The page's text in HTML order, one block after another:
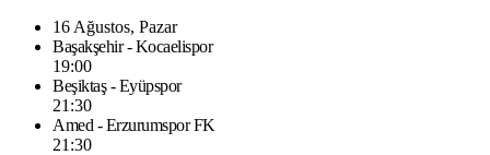
16 Ağustos, Pazar
Başakşehir - Kocaelispor
19:00
Beşiktaş - Eyüpspor
21:30
Amed - Erzurumspor FK
21:30